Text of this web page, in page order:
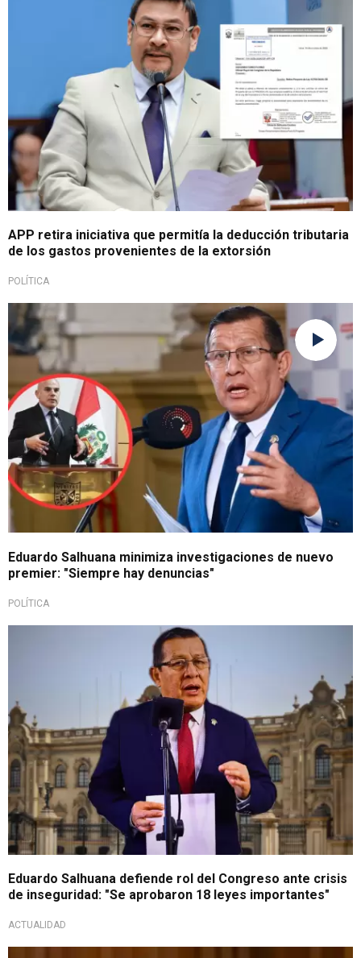
APP retira iniciativa que permitía la deducción tributaria
de los gastos provenientes de la extorsión
POLÍTICA
Lamentable
Eduardo Salhuana minimiza investigaciones de nuevo
premier: "Siempre hay denuncias"
POLÍTICA
Eduardo Salhuana defiende rol del Congreso ante crisis
de inseguridad: "Se aprobaron 18 leyes importantes"
ACTUALIDAD